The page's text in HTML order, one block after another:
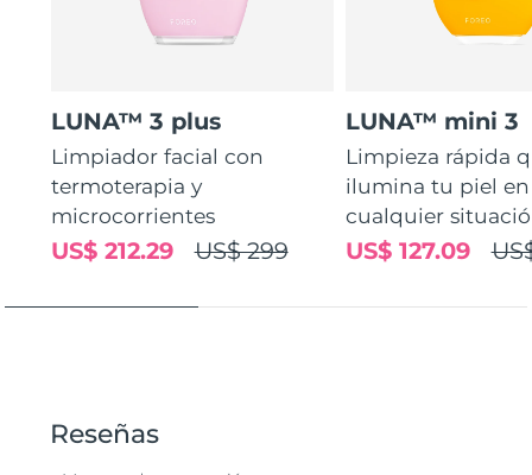
LUNA™ 3 plus
Limpiador facial con
termoterapia y
microcorrientes
US$ 299
US$ 212.29
LUNA™ mini 3
Limpieza rápida
ilumina tu piel en
cualquier
US$ 127.09